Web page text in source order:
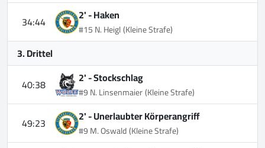
34:44 2' -Haken
#15 N. Heigl(Kleine Strafe)
3. Drittel
40:38
2' -Stockschlag
#9 N. Linsenmaier(Kleine Strafe)
49:23 2' -Unerlaubter Körperangriff
#9 M. Oswald(Kleine Strafe)